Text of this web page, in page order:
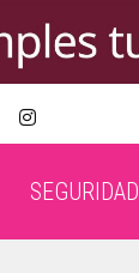
SEGURIDAD